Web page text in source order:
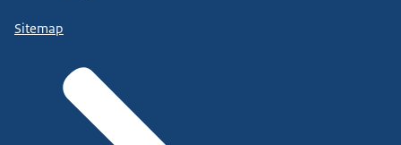
Sitemap